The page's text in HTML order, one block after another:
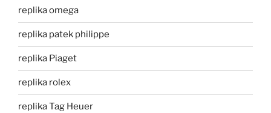
replika omega
replika patek philippe
replika Piaget
replika rolex
replika Tag Heuer